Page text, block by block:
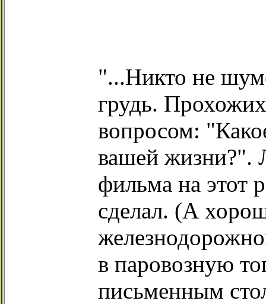
"...Никто не
грудь.
вопросом:
вашей жизни?".
фильма на этот
сделал. (А
в паровозную
письменным